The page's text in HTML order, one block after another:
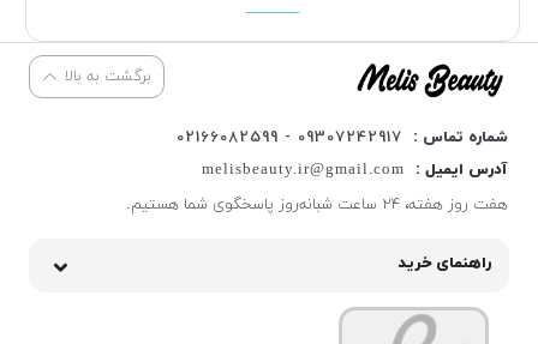
برگشت به بالا
شماره تماس :
09307242917 - 02166082599
آدرس ایمیل :
melisbeauty.ir@gmail.com
هفت روز هفته، ۲۴ ساعت شبانه‌روز پاسخگوی شما هستیم.
راهنمای خرید